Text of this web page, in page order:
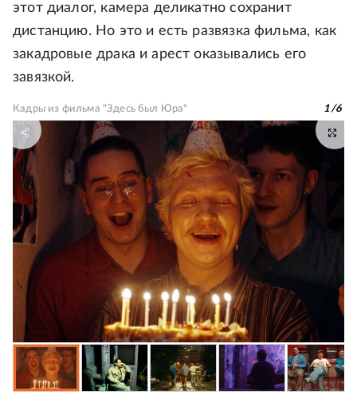
этот диалог, камера деликатно сохранит
дистанцию. Но это и есть развязка фильма, как
закадровые драка и арест оказывались его
завязкой.
Кадры из фильма "Здесь был Юра" 1/6